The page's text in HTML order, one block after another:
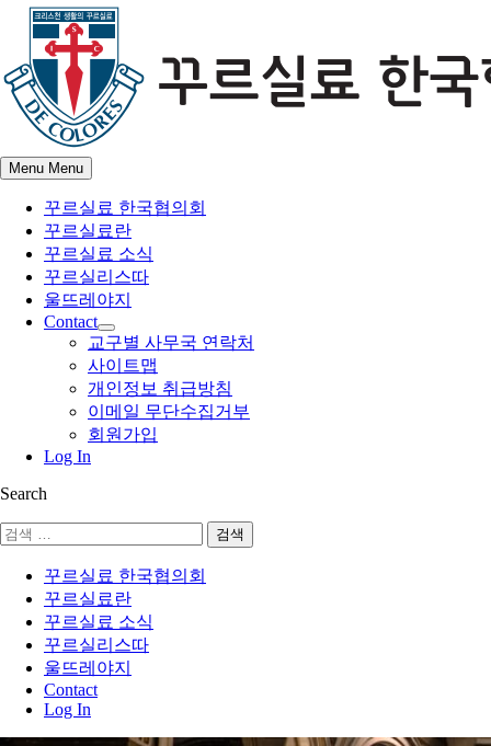
Skip
content
Menu Menu
꾸르실료 한국협의회
꾸르실료란
꾸르실료 소식
꾸르실리스따
울뜨레야지
Contact
Show
sub
menu
교구별 사무국 연락처
사이트맵
개인정보 취급방침
이메일 무단수집거부
회원가입
Log In
Search
검
꾸르실료 한국협의회
꾸르실료란
꾸르실료 소식
꾸르실리스따
울뜨레야지
Contact
Log In